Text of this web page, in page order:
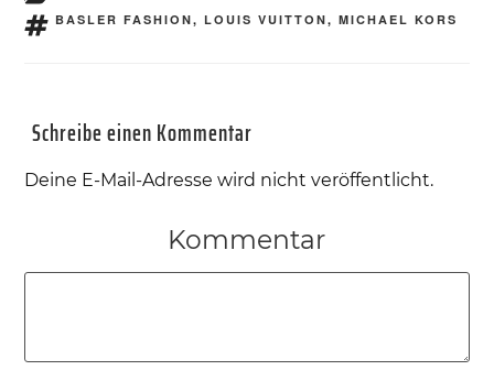
SCHLAGWÖRTER
BASLER FASHION, LOUIS VUITTON, MICHAEL KORS
Schreibe einen Kommentar
Deine E-Mail-Adresse wird nicht veröffentlicht.
Kommentar